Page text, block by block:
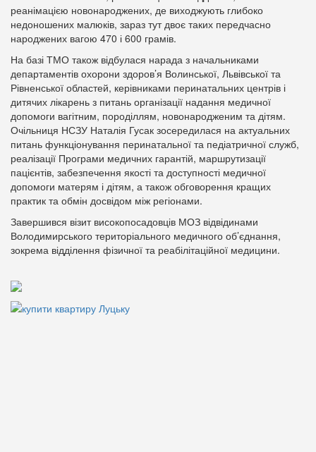
реанімацією новонароджених, де виходжують глибоко
недоношених малюків, зараз тут двоє таких передчасно
народжених вагою 470 і 600 грамів.
На базі ТМО також відбулася нарада з начальниками
департаментів охорони здоров’я Волинської, Львівської та
Рівненської областей, керівниками перинатальних центрів і
дитячих лікарень з питань організації надання медичної
допомоги вагітним, породіллям, новонародженим та дітям.
Очільниця НСЗУ Наталія Гусак зосередилася на актуальних
питань функціонування перинатальної та педіатричної служб,
реалізації Програми медичних гарантій, маршрутизації
пацієнтів, забезпечення якості та доступності медичної
допомоги матерям і дітям, а також обговорення кращих
практик та обмін досвідом між регіонами.
Завершився візит високопосадовців МОЗ відвідинами
Володимирського територіального медичного об’єднання,
зокрема відділення фізичної та реабілітаційної медицини.